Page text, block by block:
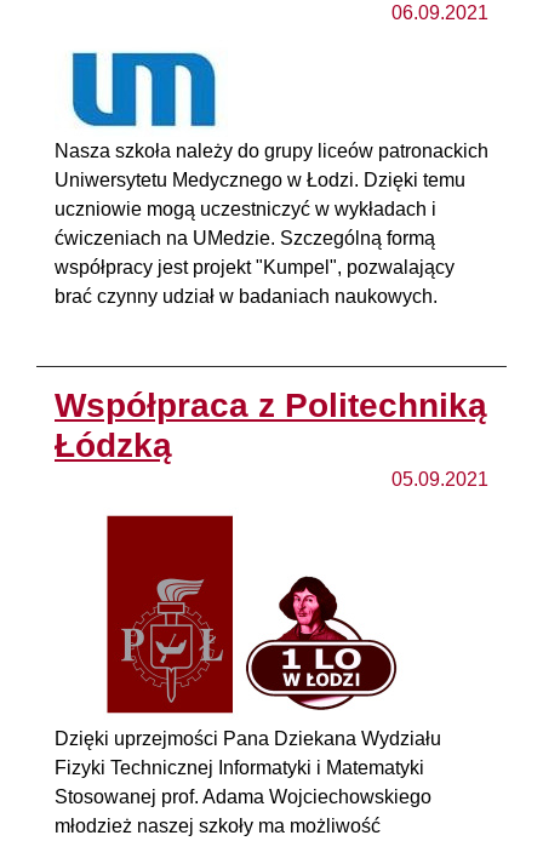
06.09.2021
Nasza szkoła należy do grupy liceów patronackich
Uniwersytetu Medycznego w Łodzi. Dzięki temu
uczniowie mogą uczestniczyć w wykładach i
ćwiczeniach na UMedzie. Szczególną formą
współpracy jest projekt "Kumpel", pozwalający
brać czynny udział w badaniach naukowych.
Współpraca z Politechniką
Łódzką
05.09.2021
Dzięki uprzejmości Pana Dziekana Wydziału
Fizyki Technicznej Informatyki i Matematyki
Stosowanej prof. Adama Wojciechowskiego
młodzież naszej szkoły ma możliwość